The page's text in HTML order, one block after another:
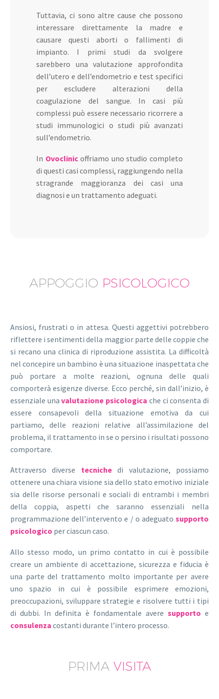
Tuttavia, ci sono altre cause che possono
interessare direttamente la madre e
causare questi aborti o fallimenti di
impianto. I primi studi da svolgere
sarebbero una valutazione approfondita
dell’utero e dell’endometrio e test specifici
per escludere alterazioni della
coagulazione del sangue. In casi più
complessi può essere necessario ricorrere a
studi immunologici o studi più avanzati
sull’endometrio.
In Ovoclinicoffriamo uno studio completo
di questi casi complessi, raggiungendo nella
stragrande maggioranza dei casi una
diagnosi e un trattamento adeguati.
APPOGGIO PSICOLOGICO
Ansiosi, frustrati o in attesa. Questi aggettivi potrebbero
riflettere i sentimenti della maggior parte delle coppie che
si recano una clinica di riproduzione assistita. La difficoltà
nel concepire un bambino è una situazione inaspettata che
può portare a molte reazioni, ognuna delle quali
comporterà esigenze diverse. Ecco perché, sin dall’inizio, è
essenziale unavalutazione psicologica che ci consenta di
essere consapevoli della situazione emotiva da cui
partiamo, delle reazioni relative all’assimilazione del
problema, il trattamento in se o persino i risultati possono
comportare.
Attraverso diverse tecnichedi valutazione, possiamo
ottenere una chiara visione sia dello stato emotivo iniziale
sia delle risorse personali e sociali di entrambi i membri
della coppia, aspetti che saranno essenziali nella
programmazione dell’intervento e / o adeguato supporto
psicologico per ciascun caso.
Allo stesso modo, un primo contatto in cui è possibile
creare un ambiente di accettazione, sicurezza e fiducia è
una parte del trattamento molto importante per avere
uno spazio in cui è possibile esprimere emozioni,
preoccupazioni, sviluppare strategie e risolvere tutti i tipi
di dubbi. In definita è fondamentale avere supporto e
consulenza costanti durante l’intero processo.
PRIMA VISITA